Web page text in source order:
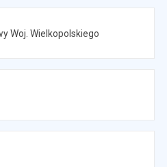
Woj. Wielkopolskiego